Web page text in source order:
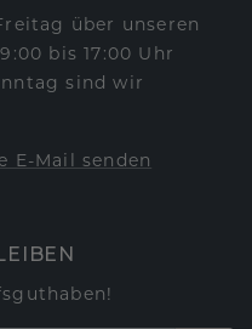
über unseren
bis 17:00 Uhr
sind wir
E-Mail senden